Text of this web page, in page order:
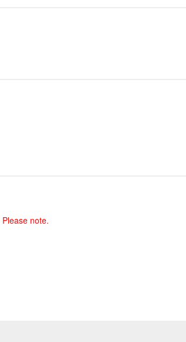
note.